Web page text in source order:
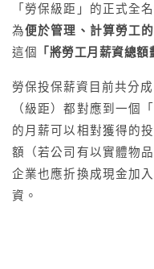
「勞保級距」的正式全
為便於管理、計算勞工
這個
「將勞工月薪資總額
勞保投保薪資目前共分
（級距）都對應到一個
的月薪可以相對獲得的
額（若公司有以實體物
企業也應折換成現金加
資。